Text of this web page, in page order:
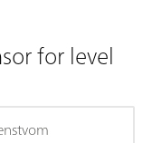
for level